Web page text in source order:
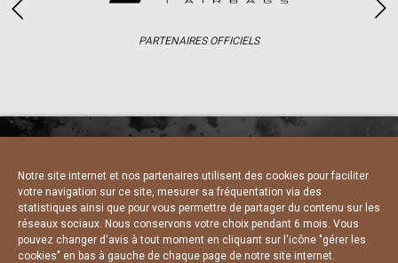
Notre site internet et nos partenaires utilisent des cookies pour faciliter
votre navigation sur ce site, mesurer sa fréquentation via des
statistiques ainsi que pour vous permettre de partager du contenu sur les
réseaux sociaux. Nous conservons votre choix pendant 6 mois. Vous
pouvez changer d'avis à tout moment en cliquant sur l'icône "gérer les
cookies" en bas à gauche de chaque page de notre site internet.
PARTENAIRES OFFICIELS
NOUS CONTACTER
MENTIONS LÉGALES
CHARTE DE CONFIDENTIALITÉ
DÉCLARATION DE CONFIDENTIALITÉ
POLITIQUE D’UTILISATION DES COOKIES
RÉALISÉ PAR L’AGENCE WEB A3 WEB